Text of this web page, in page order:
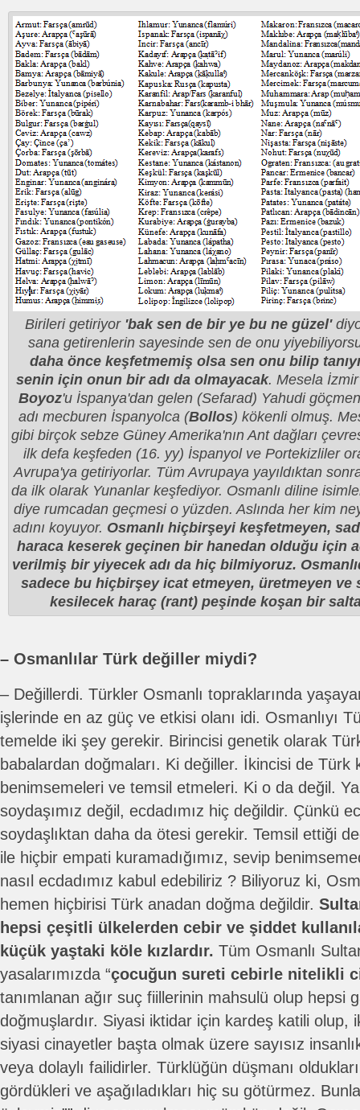
Birileri getiriyor 'bak sen de bir ye bu ne güzel'
sana getirenlerin sayesinde sen de onu
daha önce keşfetmemiş olsa sen onu bilip
senin için onun bir adı da olmayacak. Mesela
Boyoz'u İspanya'dan gelen (Sefarad) Yahudi
adı mecburen İspanyolca (Bollos) kökenli olmuş.
gibi birçok sebze Güney Amerika'nın Ant dağları
ilk defa keşfeden (16. yy) İspanyol ve Portekizliler
Avrupa'ya getiriyorlar. Tüm Avrupaya yayıldıktan
da ilk olarak Yunanlar keşfediyor. Osmanlı diline
diye rumcadan geçmesi o yüzden. Aslında her kim
adını koyuyor. Osmanlı hiçbirşeyi keşfetmeyen,
haraca keserek geçinen bir hanedan olduğu için
verilmiş bir yiyecek adı da hiç bilmiyoruz.
sadece bu hiçbirşey icat etmeyen, üretmeyen ve
kesilecek haraç (rant) peşinde koşan bir
– Osmanlılar Türk değiller miydi?
– Değillerdi. Türkler Osmanlı topraklarında
işlerinde en az güç ve etkisi olanı idi. Osmanlıyı
temelde iki şey gerekir. Birincisi genetik olarak
babalardan doğmaları. Ki değiller. İkincisi de
benimsemeleri ve temsil etmeleri. Ki o da değil.
soydaşımız değil, ecdadımız hiç değildir. Çünkü
soydaşlıktan daha da ötesi gerekir. Temsil ettiği
ile hiçbir empati kuramadığımız, sevip
nasıl ecdadımız kabul edebiliriz ? Biliyoruz ki,
hemen hiçbirisi Türk anadan doğma değildir.
hepsi çeşitli ülkelerden cebir ve şiddet
küçük yaştaki köle kızlardır. Tüm Osmanlı
yasalarımızda “çocuğun sureti cebirle nitelikli
tanımlanan ağır suç fiillerinin mahsulü olup hepsi
doğmuşlardır. Siyasi iktidar için kardeş katili olup,
siyasi cinayetler başta olmak üzere sayısız
veya dolaylı failidirler. Türklüğün düşmanı
gördükleri ve aşağıladıkları hiç su götürmez.